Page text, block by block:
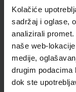
Kolačiće
sadržaj i oglase,
analizirali
naše web-
medije,
drugim podacima
dok ste
Vrsta škole
Nastavni
Reg br min